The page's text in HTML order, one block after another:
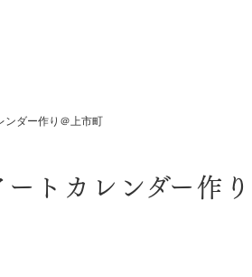
ンダー作り＠上市町
トカレンダー作